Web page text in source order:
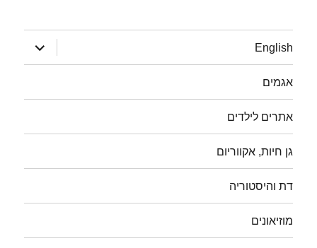
English
הצג
תפריט
אגמים
אתרים לילדים
גן חיות, אקווריום
דת והיסטוריה
מוזיאונים